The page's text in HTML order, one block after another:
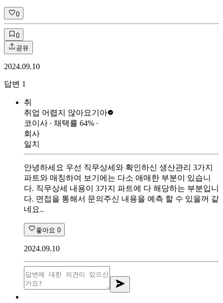
0
0
공유
2024.09.10
답변 1
취
취업 어렵지 않아요기아
코이사 ∙ 채택률 64% ∙
회사
일치
안녕하세요 우선 직무상세와 확인하신 생산관리 3가지
파트와 매칭하여 보기에는 다소 애매한 부분이 있습니
다. 직무상세 내용이 3가지 파트에 다 해당하는 부분입니
다. 면접을 통해서 문의주신 내용을 예측 할 수 있을꺼 같
네요..
좋아요 0
2024.09.10